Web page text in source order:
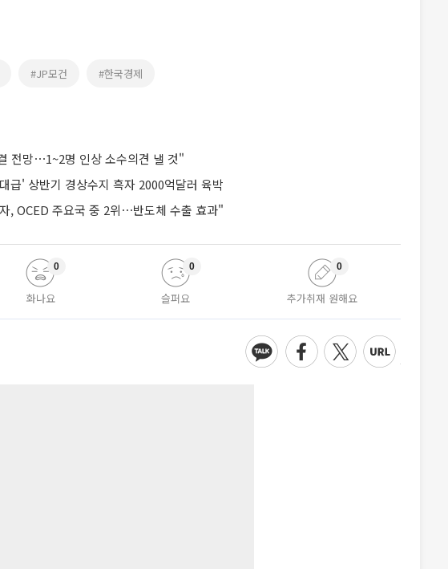
#JP모건 #한국경제
전망⋯1~2명 인상 소수의견 낼 것"
급' 상반기 경상수지 흑자 2000억달러 육박
, OCED 주요국 중 2위⋯반도체 수출 효과"
화나요
0
슬퍼요
0
추가취재 원해요
0